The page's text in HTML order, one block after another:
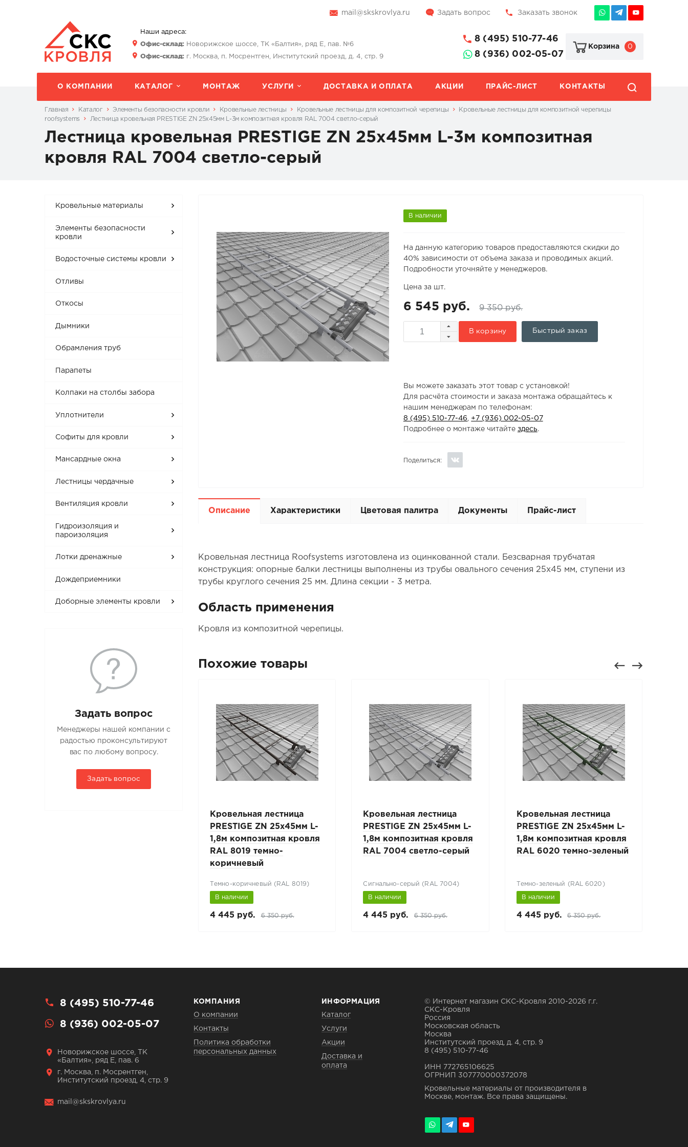
mail@skskrovlya.ru Задать вопрос Заказать звонок
Наши адреса:
Офис-склад:Новорижское шоссе, ТК «Балтия», ряд Е, пав. №6
Офис-склад:г. Москва, п. Мосрентген, Институтский проезд, д. 4, стр. 9
8 (495) 510-77-46
8 (936) 002-05-07
Корзина 0
О КОМПАНИИ КАТАЛОГ МОНТАЖ УСЛУГИ ДОСТАВКА И ОПЛАТА АКЦИИ ПРАЙС-ЛИСТ КОНТАКТЫ
Главная Каталог Элементы безопасности кровли Кровельные лестницы Кровельные лестницы для композитной черепицы
Кровельные лестницы для композитной черепицы
roofsystems
Лестница кровельная PRESTIGE ZN 25x45мм L-3м композитная кровля RAL 7004 светло-серый
Лестница кровельная PRESTIGE ZN 25x45мм L-3м композитная
кровля RAL 7004 светло-серый
Кровельные материалы
Элементы безопасности
кровли
Водосточные системы кровли
Отливы
Откосы
Дымники
Обрамления труб
Парапеты
Колпаки на столбы забора
Уплотнители
Софиты для кровли
Мансардные окна
Лестницы чердачные
Вентиляция кровли
Гидроизоляция и
пароизоляция
Лотки дренажные
Дождеприемники
Доборные элементы кровли
Задать вопрос
Менеджеры нашей компании с
радостью проконсультируют
вас по любому вопросу.
Задать вопрос
В наличии
На данную категорию товаров предоставляются скидки до
40% зависимости от объема заказа и проводимых акций.
Подробности уточняйте у менеджеров.
Цена за шт.
6 545 руб. 9 350 руб.
В корзину Быстрый заказ
Вы можете заказать этот товар с установкой!
Для расчёта стоимости и заказа монтажа обращайтесь к
нашим менеджерам по телефонам:
8 (495) 510-77-46
+7 (936) 002-05-07
Подробнее о монтаже читайте здесь.
Поделиться:
Описание Характеристики Цветовая палитра Документы Прайс-лист
Кровельная лестница Roofsystems изготовлена из оцинкованной стали. Безсварная трубчатая
конструкция: опорные балки лестницы выполнены из трубы овального сечения 25х45 мм, ступени из
трубы круглого сечения 25 мм. Длина секции - 3 метра.
Область применения
Кровля из композитной черепицы.
Похожие товары
Кровельная лестница
PRESTIGE ZN 25х45мм L-
1,8м композитная кровля
RAL 8019 темно-
коричневый
Темно-коричневый (RAL 8019)
В наличии
4 445 руб. 6 350 руб.
Кровельная лестница
PRESTIGE ZN 25х45мм L-
1,8м композитная кровля
RAL 7004 светло-серый
Сигнально-серый (RAL 7004)
В наличии
4 445 руб. 6 350 руб.
Кровельная лестница
PRESTIGE ZN 25х45мм L-
1,8м композитная кровля
RAL 6020 темно-зеленый
Темно-зеленый (RAL 6020)
В наличии
4 445 руб. 6 350 руб.
8 (495) 510-77-46
8 (936) 002-05-07
Новорижское шоссе, ТК
«Балтия», ряд Е, пав. 6
г. Москва, п. Мосрентген,
Институтский проезд, 4, стр. 9
mail@skskrovlya.ru
КОМПАНИЯ
О компании
Контакты
Политика обработки
персональных данных
ИНФОРМАЦИЯ
Каталог
Услуги
Акции
Доставка и
оплата
© Интернет магазин СКС-Кровля 2010-2026 г.г.
СКС-Кровля
Россия
Московская область
Москва
Институтский проезд, д. 4, стр. 9
8 (495) 510-77-46
ИНН 772765106625
ОГРНИП 307770000372078
Кровельные материалы от производителя в
Москве, монтаж. Все права защищены.